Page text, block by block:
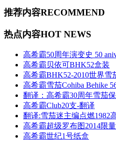
推荐内容RECOMMEND
热点内容HOT NEWS
高希霸50周年演变史 50
高希霸贝依可BHK52盒装
高希霸BHK52-2010世界雪
高希霸雪茄Cohiba Behike
翻译：高希霸30周年雪茄
高希霸Club20支-翻译
翻译:雪茄迷主编点燃1982
高希霸超级罗布图2014限
高希霸世纪1号纸盒